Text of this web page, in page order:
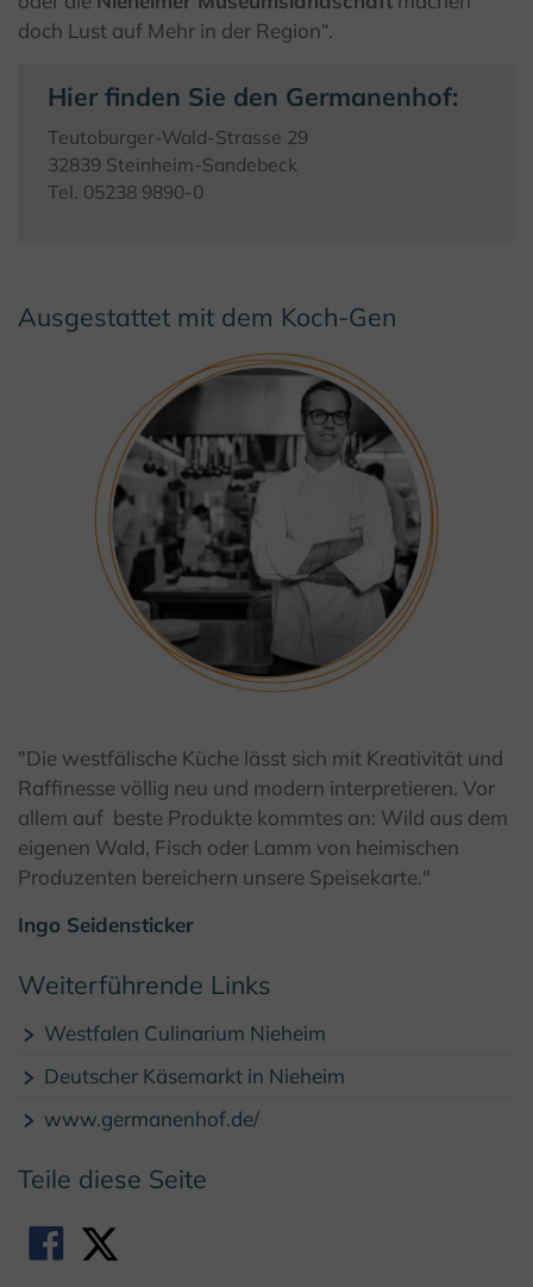
doch Lust auf Mehr in der Region“.
Hier finden Sie den Germanenhof:
Teutoburger-Wald-Strasse 29
32839 Steinheim-Sandebeck
Tel. 05238 9890-0
Ausgestattet mit dem Koch-Gen
"Die westfälische Küche lässt sich mit Kreativität und
Raffinesse völlig neu und modern interpretieren. Vor
allem auf beste Produkte kommtes an: Wild aus dem
eigenen Wald, Fisch oder Lamm von heimischen
Produzenten bereichern unsere Speisekarte."
Ingo Seidensticker
Weiterführende Links
Westfalen Culinarium Nieheim
Deutscher Käsemarkt in Nieheim
www.germanenhof.de/
Teile diese Seite